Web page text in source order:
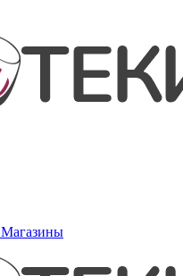
Магазины